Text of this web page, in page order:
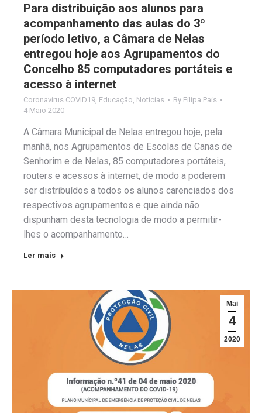
Para distribuição aos alunos para
acompanhamento das aulas do 3º
período letivo, a Câmara de Nelas
entregou hoje aos Agrupamentos do
Concelho 85 computadores portáteis e
acesso à internet
Coronavirus COVID19 Educação Notícias By Filipa Pais
4 Maio 2020
A Câmara Municipal de Nelas entregou hoje, pela
manhã, nos Agrupamentos de Escolas de Canas de
Senhorim e de Nelas, 85 computadores portáteis,
routers e acessos à internet, de modo a poderem
ser distribuídos a todos os alunos carenciados dos
respectivos agrupamentos e que ainda não
dispunham desta tecnologia de modo a permitir-
lhes o acompanhamento…
Ler mais
Mai
4
2020